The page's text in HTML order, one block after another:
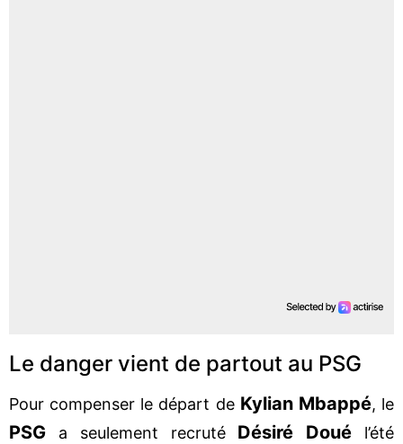
Le danger vient de partout au PSG
Pour compenser le départ de Kylian Mbappé, le
PSG a seulement recrutéDésiré Doué l’été